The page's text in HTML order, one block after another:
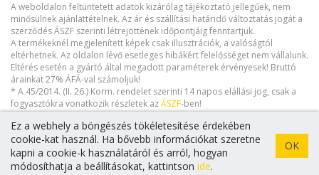
A weboldalon feltüntetett adatok kizárólag tájékoztató jellegűek, nem
minősülnek ajánlattételnek. Az ár és szállítási határidő változtatás jogát a
szerződés ÁSZF szerinti létrejöttének időpontjáig fenntartjuk.
A termékeknél megjelenített képek csak illusztrációk, a valóságtól
eltérhetnek. Az oldalon lévő esetleges hibákért felelősséget nem vállalunk.
Eltérés esetén a gyártó által megadott paraméterek érvényesek! Bruttó
árainkat 27% ÁFÁ-val számoljuk!
* A 45/2014. (II. 26.) Korm. rendelet szerinti 14 napos elállási jog, csak a
fogyasztókra vonatkozik részletek azÁSZF-ben!
Copyright © 2026 tablet.hu. Minden jog fenntartva!
Ez a webhely a böngészés tökéletesítése érdekében
cookie-kat használ. Ha bővebb információkat szeretne
kapni a cookie-k használatáról és arról, hogyan
módosíthatja a beállításokat, kattintson ide.
OK